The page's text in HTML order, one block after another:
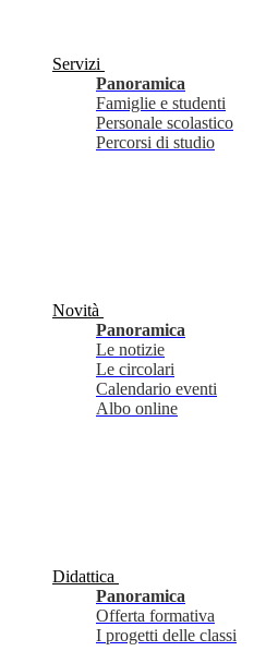
Servizi
Panoramica
Famiglie e studenti
Personale scolastico
Percorsi di studio
Novità
Panoramica
Le notizie
Le circolari
Calendario eventi
Albo online
Didattica
Panoramica
Offerta formativa
I progetti delle classi